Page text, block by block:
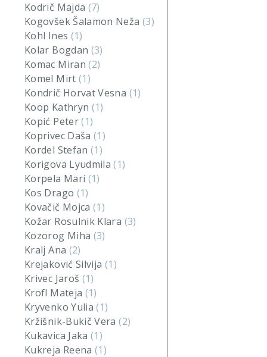
Kodrič Majda (7)
Kogovšek Šalamon Neža (3)
Kohl Ines (1)
Kolar Bogdan (3)
Komac Miran(2)
Komel Mirt (1)
Kondrič Horvat Vesna (1)
Koop Kathryn (1)
Kopić Peter(1)
Koprivec Daša(1)
Kordel Stefan(1)
Korigova Lyudmila(1)
Korpela Mari (1)
Kos Drago (1)
Kovačič Mojca(1)
Kožar Rosulnik Klara (3)
Kozorog Miha (3)
Kralj Ana (2)
Krejaković Silvija (1)
Krivec Jaroš (1)
Krofl Mateja (1)
Kryvenko Yulia(1)
Kržišnik-Bukič Vera(2)
Kukavica Jaka(1)
Kukreja Reena(1)